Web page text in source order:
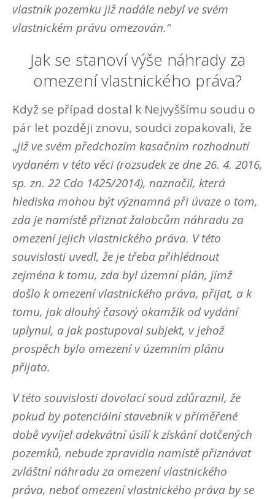
vlastník pozemku již nadále nebyl ve svém
vlastnickém právu omezován.“
Jak se stanoví výše náhrady za
omezení vlastnického práva?
Když se případ dostal k Nejvyššímu soudu o
pár let později znovu, soudci zopakovali, že
„již ve svém předchozím kasačním rozhodnutí
vydaném v této věci (rozsudek ze dne 26. 4. 2016,
sp. zn. 22 Cdo 1425/2014), naznačil, která
hlediska mohou být významná při úvaze o tom,
zda je namístě přiznat žalobcům náhradu za
omezení jejich vlastnického práva. V této
souvislosti uvedl, že je třeba přihlédnout
zejména k tomu, zda byl územní plán, jímž
došlo k omezení vlastnického práva, přijat, a k
tomu, jak dlouhý časový okamžik od vydání
uplynul, a jak postupoval subjekt, v jehož
prospěch bylo omezení v územním plánu
přijato.
V této souvislosti dovolací soud zdůraznil, že
pokud by potenciální stavebník v přiměřené
době vyvíjel adekvátní úsilí k získání dotčených
pozemků, nebude zpravidla namístě přiznávat
zvláštní náhradu za omezení vlastnického
práva, neboť omezení vlastnického práva by se